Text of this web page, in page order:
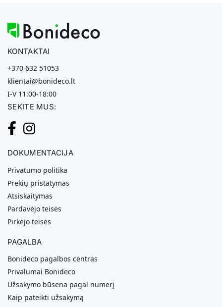
KONTAKTAI
+370 632 51053
klientai@bonideco.lt
I-V 11:00-18:00
SEKITE MUS:
DOKUMENTACIJA
Privatumo politika
Prekių pristatymas
Atsiskaitymas
Pardavėjo teisės
Pirkėjo teisės
PAGALBA
Bonideco pagalbos centras
Privalumai Bonideco
Užsakymo būsena pagal numerį
Kaip pateikti užsakymą